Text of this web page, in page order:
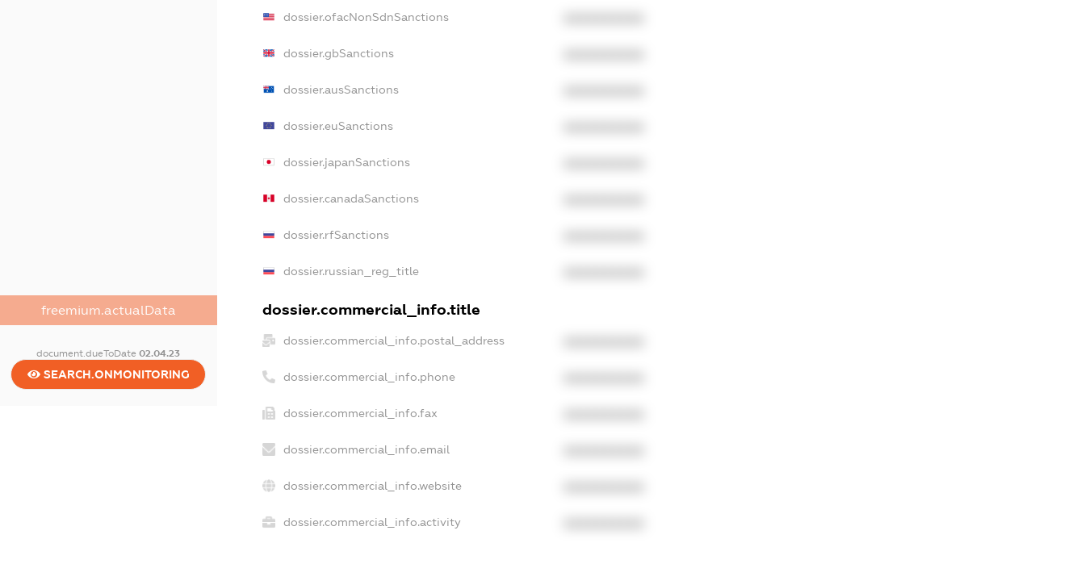
freemium.actualData
document.dueToDate02.04.23
SEARCH.ONMONITORING
dossier.ofacNonSdnSanctions
dossier.gbSanctions
dossier.ausSanctions
dossier.euSanctions
dossier.japanSanctions
dossier.canadaSanctions
dossier.rfSanctions
dossier.russian_reg_title
dossier.commercial_info.title
dossier.commercial_info.postal_address
dossier.commercial_info.phone
dossier.commercial_info.fax
dossier.commercial_info.email
dossier.commercial_info.website
dossier.commercial_info.activity